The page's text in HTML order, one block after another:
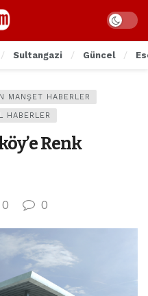
Sultangazi Güncel
MANŞET HABERLER
HABERLER
Renk
0 0